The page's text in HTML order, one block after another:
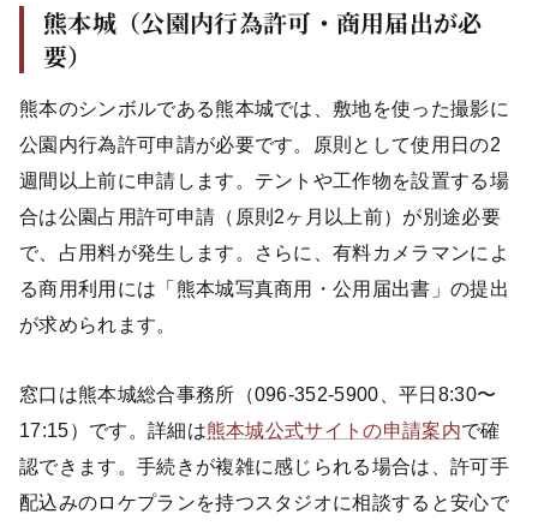
熊本城（公園内行為許可・商用届出が必
要）
熊本のシンボルである熊本城では、敷地を使った撮影に
公園内行為許可申請が必要です。原則として使用日の2
週間以上前に申請します。テントや工作物を設置する場
合は公園占用許可申請（原則2ヶ月以上前）が別途必要
で、占用料が発生します。さらに、有料カメラマンによ
る商用利用には「熊本城写真商用・公用届出書」の提出
が求められます。
窓口は熊本城総合事務所（096-352-5900、平日8:30〜
17:15）です。詳細は熊本城公式サイトの申請案内で確
認できます。手続きが複雑に感じられる場合は、許可手
配込みのロケプランを持つスタジオに相談すると安心で